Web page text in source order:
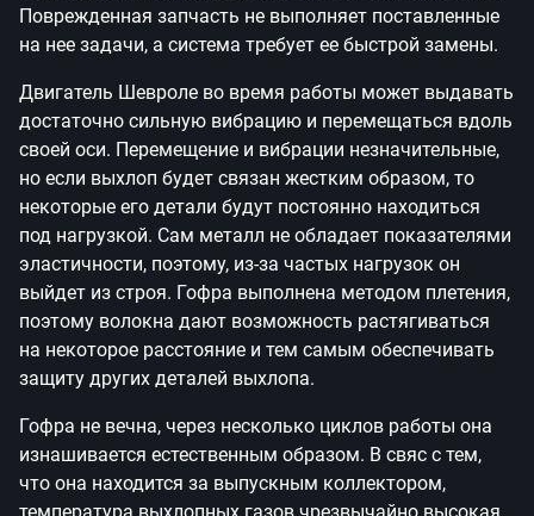
Поврежденная запчасть не выполняет поставленные
на нее задачи, а система требует ее быстрой замены.
Двигатель Шевроле во время работы может выдавать
достаточно сильную вибрацию и перемещаться вдоль
своей оси. Перемещение и вибрации незначительные,
но если выхлоп будет связан жестким образом, то
некоторые его детали будут постоянно находиться
под нагрузкой. Сам металл не обладает показателями
эластичности, поэтому, из-за частых нагрузок он
выйдет из строя. Гофра выполнена методом плетения,
поэтому волокна дают возможность растягиваться
на некоторое расстояние и тем самым обеспечивать
защиту других деталей выхлопа.
Гофра не вечна, через несколько циклов работы она
изнашивается естественным образом. В свяс с тем,
что она находится за выпускным коллектором,